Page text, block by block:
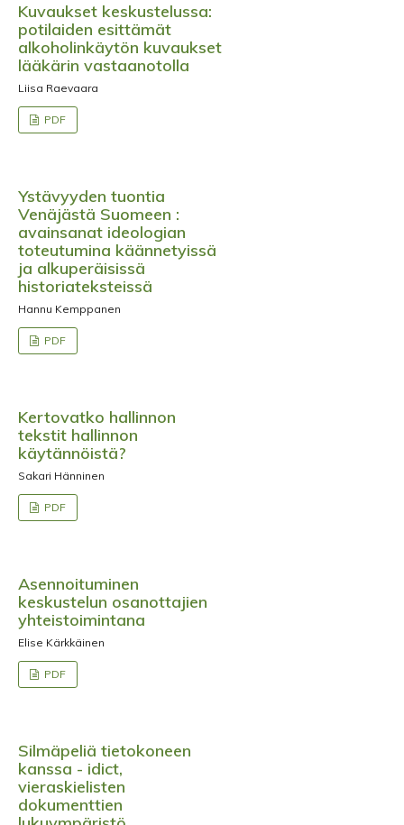
Kuvaukset keskustelussa:
potilaiden esittämät
alkoholinkäytön kuvaukset
lääkärin vastaanotolla
Liisa Raevaara
PDF
Ystävyyden tuontia
Venäjästä Suomeen :
avainsanat ideologian
toteutumina käännetyissä
ja alkuperäisissä
historiateksteissä
Hannu Kemppanen
PDF
Kertovatko hallinnon
tekstit hallinnon
käytännöistä?
Sakari Hänninen
PDF
Asennoituminen
keskustelun osanottajien
yhteistoimintana
Elise Kärkkäinen
PDF
Silmäpeliä tietokoneen
kanssa - idict,
vieraskielisten
dokumenttien